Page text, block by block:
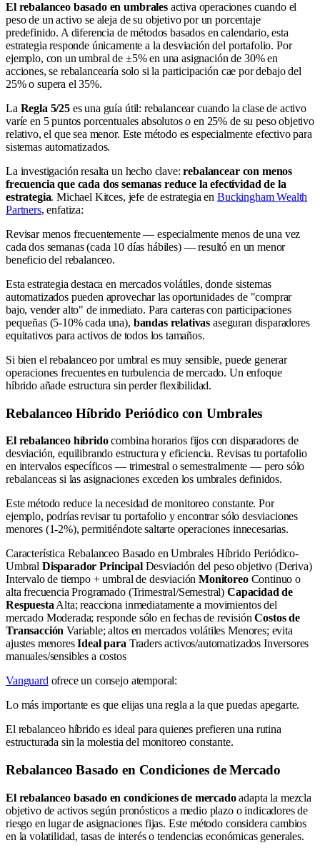
El rebalanceo basado en umbralesactiva operaciones cuando el
peso de un activo se aleja de su objetivo por un porcentaje
predefinido. A diferencia de métodos basados en calendario, esta
estrategia responde únicamente a la desviación del portafolio. Por
ejemplo, con un umbral de ±5% en una asignación de 30% en
acciones, se rebalancearía solo si la participación cae por debajo del
25% o supera el 35%.
La Regla 5/25es una guía útil: rebalancear cuando la clase de activo
varíe en 5 puntos porcentuales absolutoso en 25% de su peso objetivo
relativo, el que sea menor. Este método es especialmente efectivo para
sistemas automatizados.
La investigación resalta un hecho clave:rebalancear con menos
frecuencia que cada dos semanas reduce la efectividad de la
estrategia. Michael Kitces, jefe de estrategia enBuckingham Wealth
Partners, enfatiza:
Revisar menos frecuentemente — especialmente menos de una vez
cada dos semanas (cada 10 días hábiles) — resultó en un menor
beneficio del rebalanceo.
Esta estrategia destaca en mercados volátiles, donde sistemas
automatizados pueden aprovechar las oportunidades de "comprar
bajo, vender alto" de inmediato. Para carteras con participaciones
pequeñas (5-10% cada una), bandas relativas aseguran disparadores
equitativos para activos de todos los tamaños.
Si bien el rebalanceo por umbral es muy sensible, puede generar
operaciones frecuentes en turbulencia de mercado. Un enfoque
híbrido añade estructura sin perder flexibilidad.
Rebalanceo Híbrido Periódico con Umbrales
El rebalanceo híbridocombina horarios fijos con disparadores de
desviación, equilibrando estructura y eficiencia. Revisas tu portafolio
en intervalos específicos — trimestral o semestralmente — pero sólo
rebalanceas si las asignaciones exceden los umbrales definidos.
Este método reduce la necesidad de monitoreo constante. Por
ejemplo, podrías revisar tu portafolio y encontrar sólo desviaciones
menores (1-2%), permitiéndote saltarte operaciones innecesarias.
Característica Rebalanceo Basado en Umbrales Híbrido Periódico-
Umbral Disparador PrincipalDesviación del peso objetivo (Deriva)
Intervalo de tiempo + umbral de desviaciónMonitoreoContinuo o
alta frecuencia Programado (Trimestral/Semestral) Capacidad de
RespuestaAlta; reacciona inmediatamente a movimientos del
mercado Moderada; responde sólo en fechas de revisiónCostos de
Transacción Variable; altos en mercados volátiles Menores; evita
ajustes menoresIdeal paraTraders activos/automatizados Inversores
manuales/sensibles a costos
Vanguardofrece un consejo atemporal:
Lo más importante es que elijas una regla a la que puedas apegarte.
El rebalanceo híbrido es ideal para quienes prefieren una rutina
estructurada sin la molestia del monitoreo constante.
Rebalanceo Basado en Condiciones de Mercado
El rebalanceo basado en condiciones de mercadoadapta la mezcla
objetivo de activos según pronósticos a medio plazo o indicadores de
riesgo en lugar de asignaciones fijas. Este método considera cambios
en la volatilidad, tasas de interés o tendencias económicas generales.